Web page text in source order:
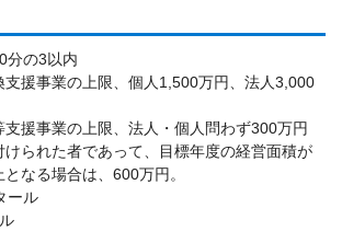
分の3以内
支援事業の上限、個人1,500万円、法人3,000
支援事業の上限、法人・個人問わず300万円
られた者であって、目標年度の経営面積が
なる場合は、600万円。
ール